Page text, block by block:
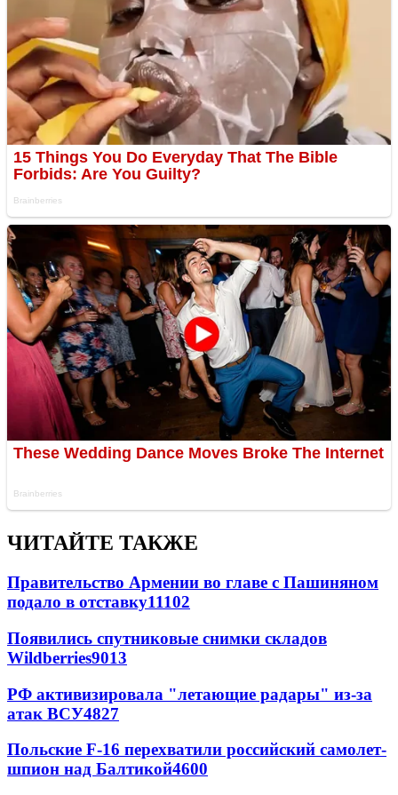
ЧИТАЙТЕ ТАКЖЕ
Правительство Армении во главе с Пашиняном
подало в отставку11102
Появились спутниковые снимки складов
Wildberries9013
РФ активизировала "летающие радары" из-за
атак ВСУ4827
Польские F-16 перехватили российский самолет-
шпион над Балтикой4600